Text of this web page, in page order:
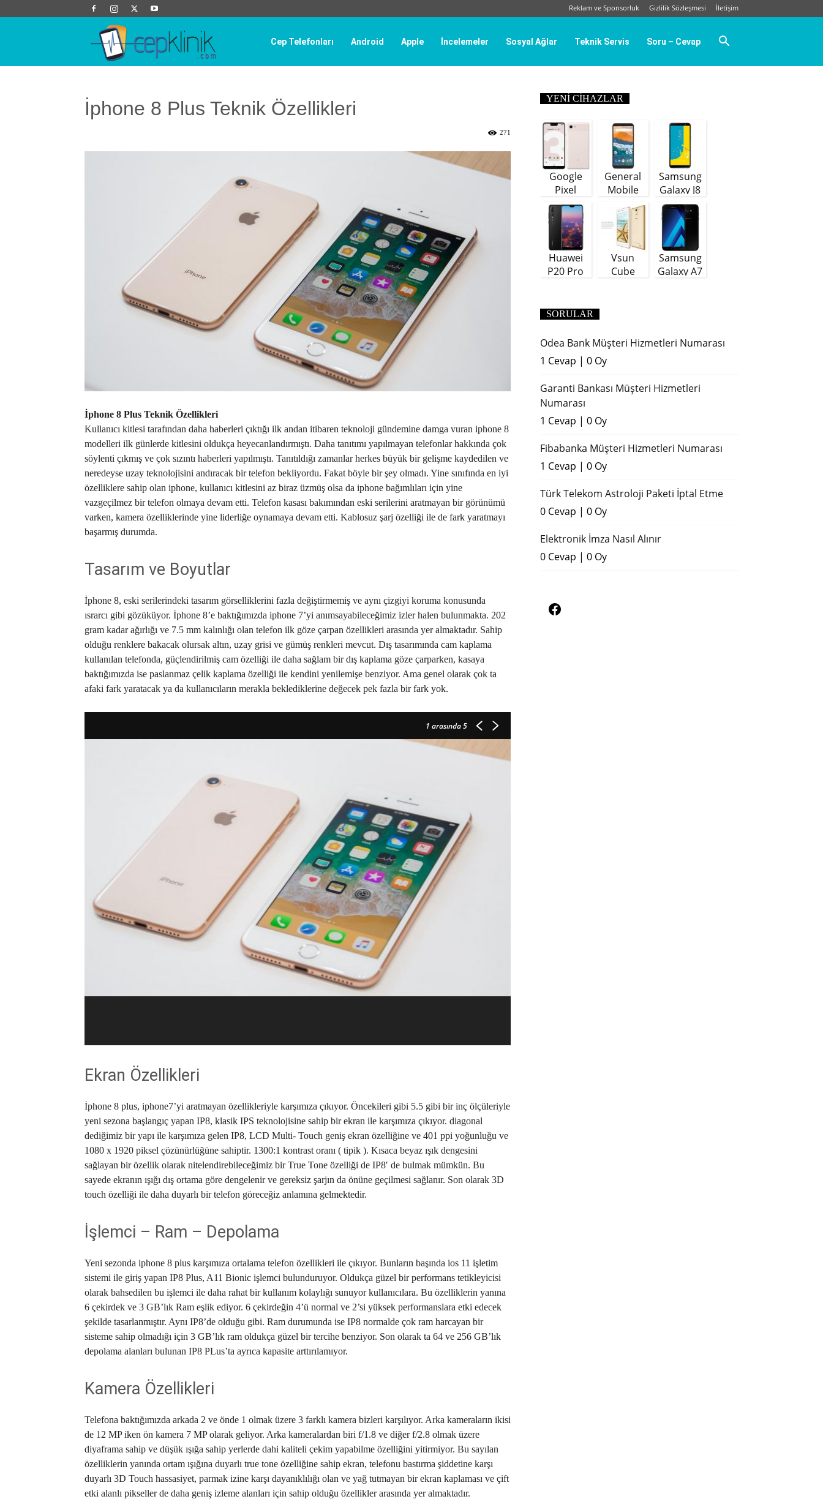
Reklam ve Sponsorluk Gizlilik Sözleşmesi İletişim
Cep Telefonları Android Apple İncelemeler Sosyal Ağlar Teknik Servis Soru – Cevap
İphone 8 Plus Teknik Özellikleri
271
İphone 8 Plus Teknik Özellikleri
Kullanıcı kitlesi tarafından daha haberleri çıktığı ilk andan itibaren teknoloji gündemine damga vuran iphone 8
modelleri ilk günlerde kitlesini oldukça heyecanlandırmıştı. Daha tanıtımı yapılmayan telefonlar hakkında çok
söylenti çıkmış ve çok sızıntı haberleri yapılmıştı. Tanıtıldığı zamanlar herkes büyük bir gelişme kaydedilen ve
neredeyse uzay teknolojisini andıracak bir telefon bekliyordu. Fakat böyle bir şey olmadı. Yine sınıfında en iyi
özelliklere sahip olan iphone, kullanıcı kitlesini az biraz üzmüş olsa da iphone bağımlıları için yine
vazgeçilmez bir telefon olmaya devam etti. Telefon kasası bakımından eski serilerini aratmayan bir görünümü
varken, kamera özelliklerinde yine liderliğe oynamaya devam etti. Kablosuz şarj özelliği ile de fark yaratmayı
başarmış durumda.
Tasarım ve Boyutlar
İphone 8, eski serilerindeki tasarım görselliklerini fazla değiştirmemiş ve aynı çizgiyi koruma konusunda
ısrarcı gibi gözüküyor. İphone 8’e baktığımızda iphone 7’yi anımsayabileceğimiz izler halen bulunmakta. 202
gram kadar ağırlığı ve 7.5 mm kalınlığı olan telefon ilk göze çarpan özellikleri arasında yer almaktadır. Sahip
olduğu renklere bakacak olursak altın, uzay grisi ve gümüş renkleri mevcut. Dış tasarımında cam kaplama
kullanılan telefonda, güçlendirilmiş cam özelliği ile daha sağlam bir dış kaplama göze çarparken, kasaya
baktığımızda ise paslanmaz çelik kaplama özelliği ile kendini yenilemişe benziyor. Ama genel olarak çok ta
afaki fark yaratacak ya da kullanıcıların merakla beklediklerine değecek pek fazla bir fark yok.
1 arasında 5
Ekran Özellikleri
İphone 8 plus, iphone7’yi aratmayan özellikleriyle karşımıza çıkıyor. Öncekileri gibi 5.5 gibi bir inç ölçüleriyle
yeni sezona başlangıç yapan IP8, klasik IPS teknolojisine sahip bir ekran ile karşımıza çıkıyor. diagonal
dediğimiz bir yapı ile karşımıza gelen IP8, LCD Multi- Touch geniş ekran özelliğine ve 401 ppi yoğunluğu ve
1080 x 1920 piksel çözünürlüğüne sahiptir. 1300:1 kontrast oranı ( tipik ). Kısaca beyaz ışık dengesini
sağlayan bir özellik olarak nitelendirebileceğimiz bir True Tone özelliği de IP8′ de bulmak mümkün. Bu
sayede ekranın ışığı dış ortama göre dengelenir ve gereksiz şarjın da önüne geçilmesi sağlanır. Son olarak 3D
touch özelliği ile daha duyarlı bir telefon göreceğiz anlamına gelmektedir.
İşlemci – Ram – Depolama
Yeni sezonda iphone 8 plus karşımıza ortalama telefon özellikleri ile çıkıyor. Bunların başında ios 11 işletim
sistemi ile giriş yapan IP8 Plus, A11 Bionic işlemci bulunduruyor. Oldukça güzel bir performans tetikleyicisi
olarak bahsedilen bu işlemci ile daha rahat bir kullanım kolaylığı sunuyor kullanıcılara. Bu özelliklerin yanına
6 çekirdek ve 3 GB’lık Ram eşlik ediyor. 6 çekirdeğin 4’ü normal ve 2’si yüksek performanslara etki edecek
şekilde tasarlanmıştır. Aynı IP8’de olduğu gibi. Ram durumunda ise IP8 normalde çok ram harcayan bir
sisteme sahip olmadığı için 3 GB’lık ram oldukça güzel bir tercihe benziyor. Son olarak ta 64 ve 256 GB’lık
depolama alanları bulunan IP8 PLus’ta ayrıca kapasite arttırılamıyor.
Kamera Özellikleri
Telefona baktığımızda arkada 2 ve önde 1 olmak üzere 3 farklı kamera bizleri karşılıyor. Arka kameraların ikisi
de 12 MP iken ön kamera 7 MP olarak geliyor. Arka kameralardan biri f/1.8 ve diğer f/2.8 olmak üzere
diyaframa sahip ve düşük ışığa sahip yerlerde dahi kaliteli çekim yapabilme özelliğini yitirmiyor. Bu sayılan
özelliklerin yanında ortam ışığına duyarlı true tone özelliğine sahip ekran, telefonu bastırma şiddetine karşı
duyarlı 3D Touch hassasiyet, parmak izine karşı dayanıklılığı olan ve yağ tutmayan bir ekran kaplaması ve çift
etki alanlı pikseller de daha geniş izleme alanları için sahip olduğu özellikler arasında yer almaktadır.
YENI CIHAZLAR
Google
Pixel
General
Mobile
GM9 Plus
Samsung
Galaxy J8
(64 GB)
Huawei
P20 Pro
Vsun
Cube
Samsung
Galaxy A7
SORULAR
Odea Bank Müşteri Hizmetleri Numarası
1 Cevap | 0 Oy
Garanti Bankası Müşteri Hizmetleri
Numarası
1 Cevap | 0 Oy
Fibabanka Müşteri Hizmetleri Numarası
1 Cevap | 0 Oy
Türk Telekom Astroloji Paketi İptal Etme
0 Cevap | 0 Oy
Elektronik İmza Nasıl Alınır
0 Cevap | 0 Oy